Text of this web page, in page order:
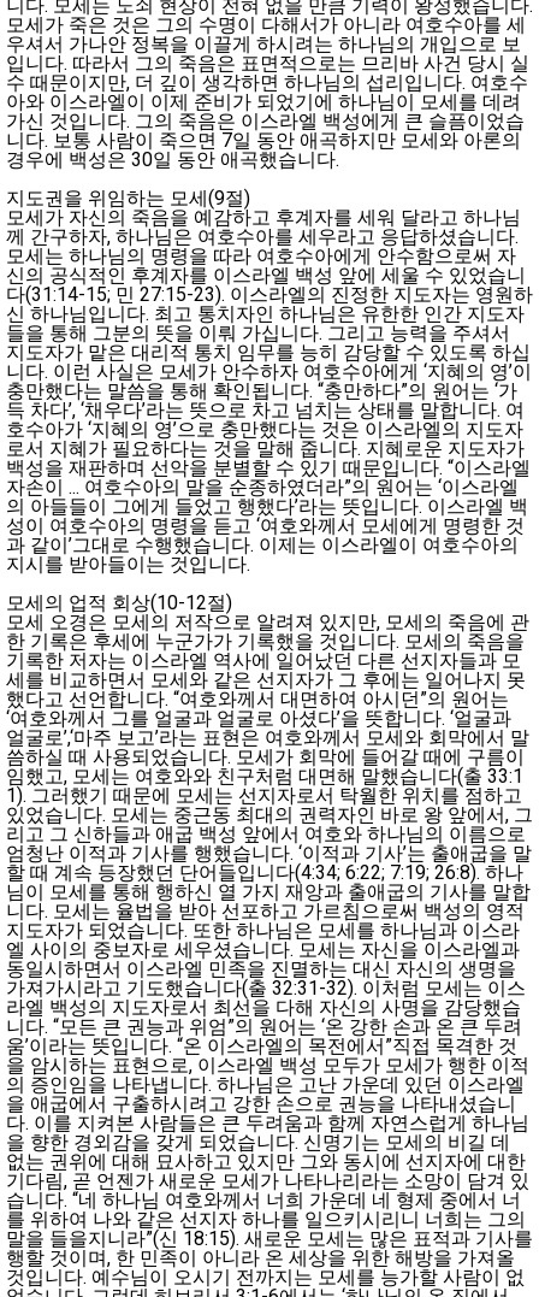
니다. 모세는 노쇠 현상이 전혀 없을 만큼 기력이 왕성했습니다.
모세가 죽은 것은 그의 수명이 다해서가 아니라 여호수아를 세
우셔서 가나안 정복을 이끌게 하시려는 하나님의 개입으로 보
입니다. 따라서 그의 죽음은 표면적으로는 므리바 사건 당시 실
수 때문이지만, 더 깊이 생각하면 하나님의 섭리입니다. 여호수
아와 이스라엘이 이제 준비가 되었기에 하나님이 모세를 데려
가신 것입니다. 그의 죽음은 이스라엘 백성에게 큰 슬픔이었습
니다. 보통 사람이 죽으면 7일 동안 애곡하지만 모세와 아론의
경우에 백성은 30일 동안 애곡했습니다.
지도권을 위임하는 모세(9절)
모세가 자신의 죽음을 예감하고 후계자를 세워 달라고 하나님
께 간구하자, 하나님은 여호수아를 세우라고 응답하셨습니다.
모세는 하나님의 명령을 따라 여호수아에게 안수함으로써 자
신의 공식적인 후계자를 이스라엘 백성 앞에 세울 수 있었습니
다(31:14-15; 민 27:15-23). 이스라엘의 진정한 지도자는 영원하
신 하나님입니다. 최고 통치자인 하나님은 유한한 인간 지도자
들을 통해 그분의 뜻을 이뤄 가십니다. 그리고 능력을 주셔서
지도자가 맡은 대리적 통치 임무를 능히 감당할 수 있도록 하십
니다. 이런 사실은 모세가 안수하자 여호수아에게 ‘지혜의 영’이
충만했다는 말씀을 통해 확인됩니다. “충만하다”의 원어는 ‘가
득 차다’, ‘채우다’라는 뜻으로 차고 넘치는 상태를 말합니다. 여
호수아가 ‘지혜의 영’으로 충만했다는 것은 이스라엘의 지도자
로서 지혜가 필요하다는 것을 말해 줍니다. 지혜로운 지도자가
백성을 재판하며 선악을 분별할 수 있기 때문입니다. “이스라엘
자손이 ... 여호수아의 말을 순종하였더라”의 원어는 ‘이스라엘
의 아들들이 그에게 들었고 행했다’라는 뜻입니다. 이스라엘 백
성이 여호수아의 명령을 듣고 ‘여호와께서 모세에게 명령한 것
과 같이’그대로 수행했습니다. 이제는 이스라엘이 여호수아의
지시를 받아들이는 것입니다.
모세의 업적 회상(10-12절)
모세 오경은 모세의 저작으로 알려져 있지만, 모세의 죽음에 관
한 기록은 후세에 누군가가 기록했을 것입니다. 모세의 죽음을
기록한 저자는 이스라엘 역사에 일어났던 다른 선지자들과 모
세를 비교하면서 모세와 같은 선지자가 그 후에는 일어나지 못
했다고 선언합니다. “여호와께서 대면하여 아시던”의 원어는
‘여호와께서 그를 얼굴과 얼굴로 아셨다’을 뜻합니다. ‘얼굴과
얼굴로’,‘마주 보고’라는 표현은 여호와께서 모세와 회막에서 말
씀하실 때 사용되었습니다. 모세가 회막에 들어갈 때에 구름이
임했고, 모세는 여호와와 친구처럼 대면해 말했습니다(출 33:1
1). 그러했기 때문에 모세는 선지자로서 탁월한 위치를 점하고
있었습니다. 모세는 중근동 최대의 권력자인 바로 왕 앞에서, 그
리고 그 신하들과 애굽 백성 앞에서 여호와 하나님의 이름으로
엄청난 이적과 기사를 행했습니다. ‘이적과 기사’는 출애굽을 말
할 때 계속 등장했던 단어들입니다(4:34; 6:22; 7:19; 26:8). 하나
님이 모세를 통해 행하신 열 가지 재앙과 출애굽의 기사를 말합
니다. 모세는 율법을 받아 선포하고 가르침으로써 백성의 영적
지도자가 되었습니다. 또한 하나님은 모세를 하나님과 이스라
엘 사이의 중보자로 세우셨습니다. 모세는 자신을 이스라엘과
동일시하면서 이스라엘 민족을 진멸하는 대신 자신의 생명을
가져가시라고 기도했습니다(출 32:31-32). 이처럼 모세는 이스
라엘 백성의 지도자로서 최선을 다해 자신의 사명을 감당했습
니다. “모든 큰 권능과 위엄”의 원어는 ‘온 강한 손과 온 큰 두려
움’이라는 뜻입니다. “온 이스라엘의 목전에서”직접 목격한 것
을 암시하는 표현으로, 이스라엘 백성 모두가 모세가 행한 이적
의 증인임을 나타냅니다. 하나님은 고난 가운데 있던 이스라엘
을 애굽에서 구출하시려고 강한 손으로 권능을 나타내셨습니
다. 이를 지켜본 사람들은 큰 두려움과 함께 자연스럽게 하나님
을 향한 경외감을 갖게 되었습니다. 신명기는 모세의 비길 데
없는 권위에 대해 묘사하고 있지만 그와 동시에 선지자에 대한
기다림, 곧 언젠가 새로운 모세가 나타나리라는 소망이 담겨 있
습니다. “네 하나님 여호와께서 너희 가운데 네 형제 중에서 너
를 위하여 나와 같은 선지자 하나를 일으키시리니 너희는 그의
말을 들을지니라”(신 18:15). 새로운 모세는 많은 표적과 기사를
행할 것이며, 한 민족이 아니라 온 세상을 위한 해방을 가져올
것입니다. 예수님이 오시기 전까지는 모세를 능가할 사람이 없